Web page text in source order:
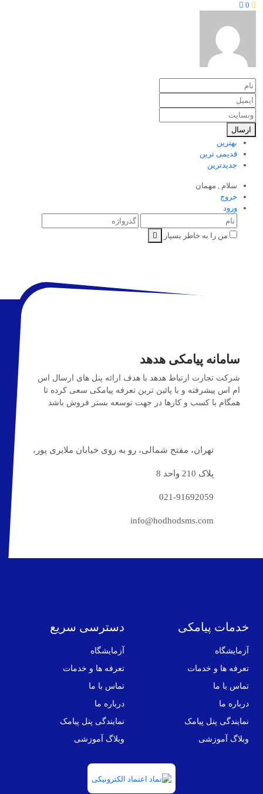
0
ارسال
بهترین
قدیمی ترین
جدیدترین
سلام , مهمان
خروج
ورود
من را به خاطر بسپار
سامانه پیامکی هدهد
شرکت تجارت ارتباط هدهد با هدف ارائه پنل های ارسال اس
ام اس پیشرفته و با پائین ترین تعرفه پیامکی سعی کرده تا
همگام با کسب و کارها در جهت توسعه بستر فروش باشد
تهران، مفتح شمالی، رو به روی خیابان ملایری پور،
پلاک 210 واحد 8
021-91692059
info@hodhodsms.com
خدمات پیامکی
آزمایشگاه
تعرفه ها و خدمات
تماس با ما
درباره ما
نمایندگی پنل پیامک
وبلاگ آموزشی
دسترسی سریع
آزمایشگاه
تعرفه ها و خدمات
تماس با ما
درباره ما
نمایندگی پنل پیامک
وبلاگ آموزشی